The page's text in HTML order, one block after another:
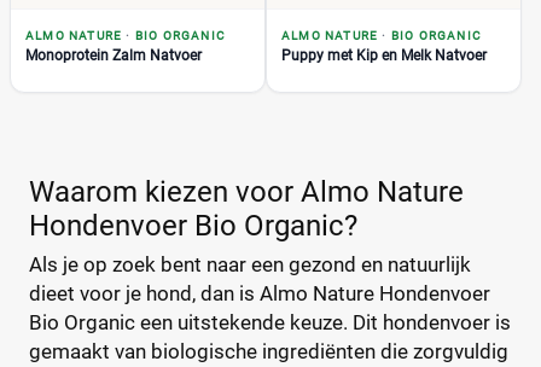
Formaat hond
Super kleine hond
Eigenschap hondenvoer
ALMO NATURE · BIO ORGANIC
Monoprotein Zalm Natvoer
ALMO NATURE · BIO ORGANIC
Puppy met Kip en Melk Natvoer
Waarom kiezen voor Almo Nature
Hondenvoer Bio Organic?
Als je op zoek bent naar een gezond en natuurlijk
dieet voor je hond, dan is Almo Nature Hondenvoer
Bio Organic een uitstekende keuze. Dit hondenvoer is
gemaakt van biologische ingrediënten die zorgvuldig